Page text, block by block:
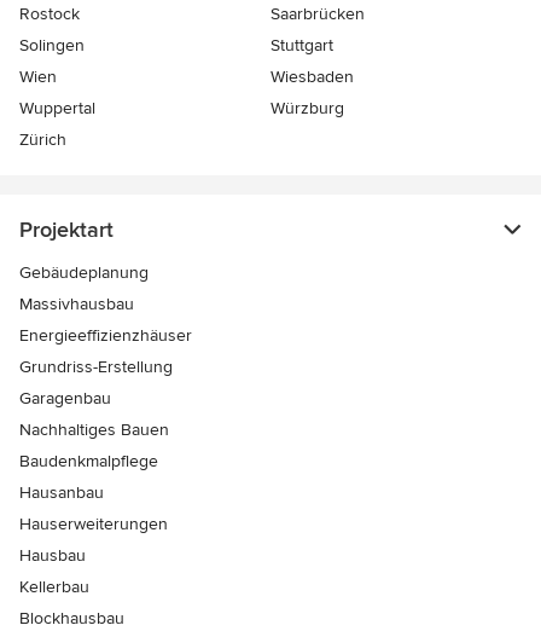
Rostock
Saarbrücken
Solingen
Stuttgart
Wien
Wiesbaden
Wuppertal
Würzburg
Zürich
Projektart
Gebäudeplanung
Massivhausbau
Energieeffizienzhäuser
Grundriss-Erstellung
Garagenbau
Nachhaltiges Bauen
Baudenkmalpflege
Hausanbau
Hauserweiterungen
Hausbau
Kellerbau
Blockhausbau